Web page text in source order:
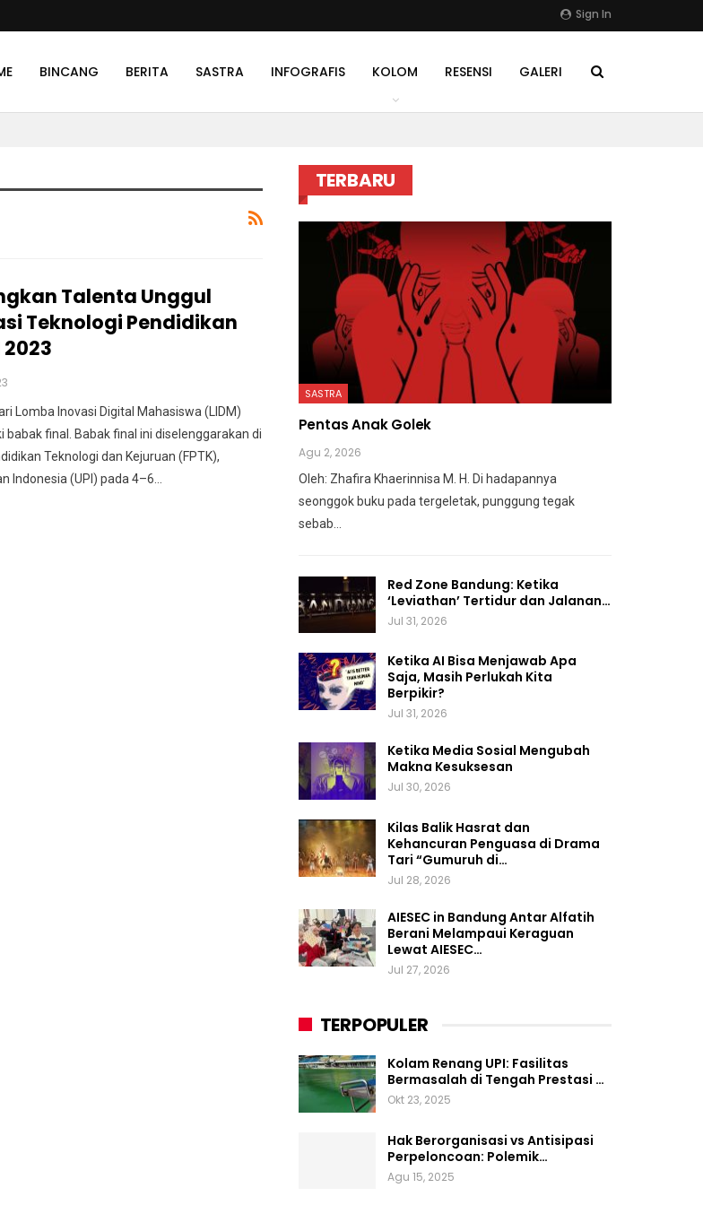
Sign In
BINCANG BERITA SASTRA INFOGRAFIS KOLOM RESENSI GALERI
Talenta Unggul
Teknologi Pendidikan
2023
Lomba Inovasi Digital Mahasiswa (LIDM)
babak final. Babak final ini diselenggarakan di
Teknologi dan Kejuruan (FPTK),
Indonesia (UPI) pada 4–6
TERBARU
SASTRA
Pentas Anak Golek
Agu 2, 2026
Oleh: Zhafira Khaerinnisa M. H.
Di hadapannya
seonggok buku pada tergeletak, punggung tegak
sebab
Red Zone Bandung: Ketika
‘Leviathan’ Tertidur dan Jalanan…
Jul 31, 2026
Ketika AI Bisa Menjawab Apa
Saja, Masih Perlukah Kita
Berpikir?
Jul 31, 2026
Ketika Media Sosial Mengubah
Makna Kesuksesan
Jul 30, 2026
Kilas Balik Hasrat dan
Kehancuran Penguasa di Drama
Tari “Gumuruh di…
Jul 28, 2026
AIESEC in Bandung Antar Alfatih
Berani Melampaui Keraguan
Lewat AIESEC…
Jul 27, 2026
TERPOPULER
Kolam Renang UPI: Fasilitas
Bermasalah di Tengah Prestasi …
Okt 23, 2025
Hak Berorganisasi vs Antisipasi
Perpeloncoan: Polemik…
Agu 15, 2025